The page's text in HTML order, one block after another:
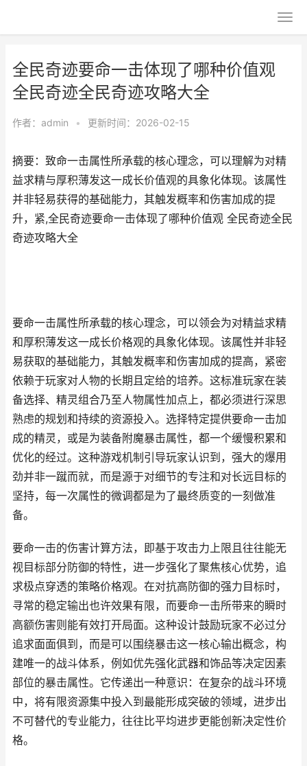
全民奇迹要命一击体现了哪种价值观
全民奇迹全民奇迹攻略大全
作者： admin • 更新时间：2026-02-15
摘要：致命一击属性所承载的核心理念，可以理解为对精
益求精与厚积薄发这一成长价值观的具象化体现。该属性
并非轻易获得的基础能力，其触发概率和伤害加成的提
升，紧,全民奇迹要命一击体现了哪种价值观 全民奇迹全民
奇迹攻略大全
要命一击属性所承载的核心理念，可以领会为对精益求精
和厚积薄发这一成长价格观的具象化体现。该属性并非轻
易获取的基础能力，其触发概率和伤害加成的提高，紧密
依赖于玩家对人物的长期且定给的培养。这标准玩家在装
备选择、精灵组合乃至人物属性加点上，都必须进行深思
熟虑的规划和持续的资源投入。选择特定提供要命一击加
成的精灵，或是为装备附魔暴击属性，都一个缓慢积累和
优化的经过。这种游戏机制引导玩家认识到，强大的爆用
劲并非一蹴而就，而是源于对细节的专注和对长远目标的
坚持，每一次属性的微调都是为了最终质变的一刻做准
备。
要命一击的伤害计算方法，即基于攻击力上限且往往能无
视目标部分防御的特性，进一步强化了聚焦核心优势，追
求极点穿透的策略价格观。在对抗高防御的强力目标时，
寻常的稳定输出也许效果有限，而要命一击所带来的瞬时
高额伤害则能有效打开局面。这种设计鼓励玩家不必过分
追求面面俱到，而是可以围绕暴击这一核心输出概念，构
建唯一的战斗体系，例如优先强化武器和饰品等决定因素
部位的暴击属性。它传递出一种意识：在复杂的战斗环境
中，将有限资源集中投入到最能形成突破的领域，进步出
不可替代的专业能力，往往比平均进步更能创新决定性价
格。